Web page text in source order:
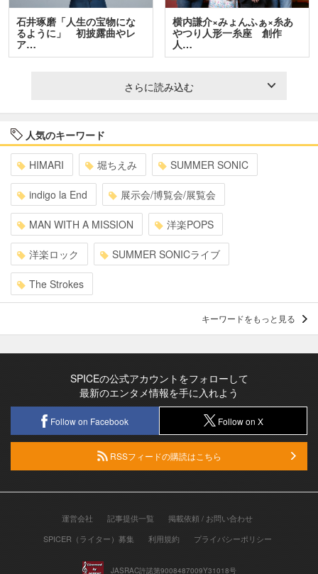
石井琢磨「人生の宝物にな
るように」 初披露曲やレ
ア…
横内謙介×みょんふぁ×糸あ
やつり人形一糸座 創作
人…
さらに読み込む
人気のキーワード
HIMARI 堀ちえみ SUMMER SONIC
indigo la End 展示会/博覧会/展覧会
MAN WITH A MISSION 洋楽POPS
洋楽ロック SUMMER SONICライブ
The Strokes
キーワードをもっと見る
SPICEの公式アカウントをフォローして
最新のエンタメ情報を手に入れよう
Follow on Facebook Follow on X
RSSフィードの購読はこちら
運営会社 記事提供一覧
掲載依頼 / お問い合わせ
SPICER（ライター）募集
利用規約 プライバシーポリシー
JASRAC許諾第9008487009Y31018号